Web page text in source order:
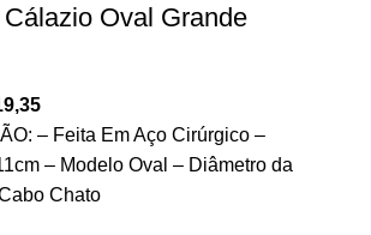
Oval Grande
– Feita Em Aço Cirúrgico –
– Modelo Oval – Diâmetro da
Chato